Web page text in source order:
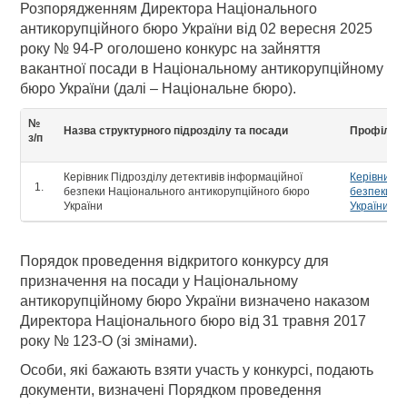
Розпорядженням Директора Національного
антикорупційного бюро України від 02 вересня 2025
року № 94-Р оголошено конкурс на зайняття
вакантної посади в Національному антикорупційному
бюро України (далі – Національне бюро).
№
з/п
Назва структурного підрозділу та посади Профіль
Керівник Підрозділу детективів інформаційної
безпеки Національного антикорупційного бюро
України
Керівник
безпеки
України
Порядок проведення відкритого конкурсу для
призначення на посади у Національному
антикорупційному бюро України визначено наказом
Директора Національного бюро від 31 травня 2017
року № 123-О (зі змінами).
Особи, які бажають взяти участь у конкурсі, подають
документи, визначені Порядком проведення